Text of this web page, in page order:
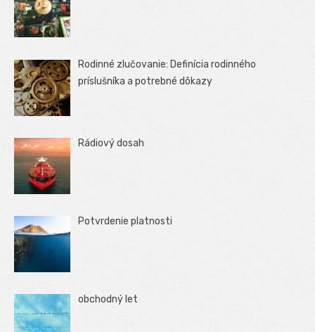
Rodinné zlučovanie: Definícia rodinného
príslušníka a potrebné dôkazy
Rádiový dosah
Potvrdenie platnosti
obchodný let